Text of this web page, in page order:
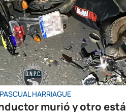
HARRIAGUE
murió y otro está